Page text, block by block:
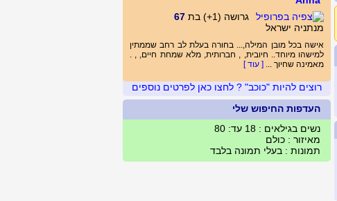
גרושה (1+) בת
67
מנתניה ישראל
אישה בכל מובן המילה,... בחורה בעלת לב רחב שממתין
למישהו מיוחד.. חיובית, , חברותית, מלא שמחת חיים, , .
מאמינה שחיוך ... [ עוד ]
רוצים להיות "כוכב" ? לחצו כאן לפרטים נוספים
העדפות החיפוש שלי
נשים בגילאים : 18 עד: 80
מאיזור : כולם
תמונות : בעלי תמונה בלבד